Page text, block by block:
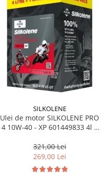
SILKOLENE
Ulei de motor SILKOLENE PRO
4 10W-40 - XP 601449833 4l +
321,00 Lei
269,00 Lei